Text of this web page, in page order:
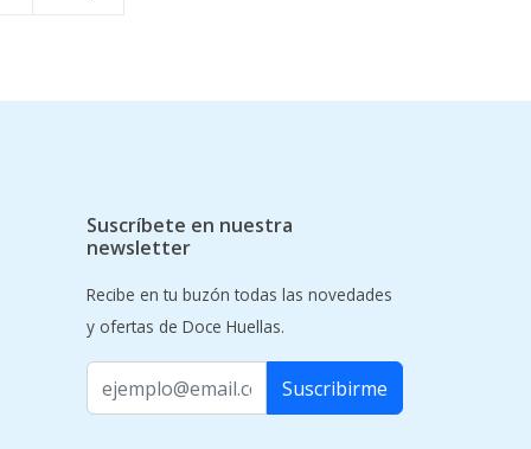
Suscríbete en nuestra
newsletter
Recibe en tu buzón todas las novedades
y ofertas de Doce Huellas.
Suscribirme